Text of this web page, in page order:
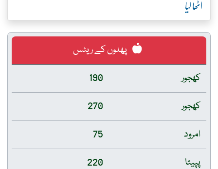
اٹھا لیا
پھلوں کے ریٹس
کھجور
190
کھجور
270
امرود
75
پپیتا
220